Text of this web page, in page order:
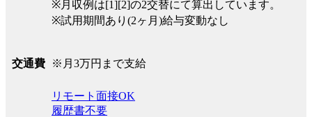
※月収例は[1][2]の2交替にて算出しています。
※試用期間あり(2ヶ月)給与変動なし
交通費 ※月3万円まで支給
リモート面接OK
履歴書不要